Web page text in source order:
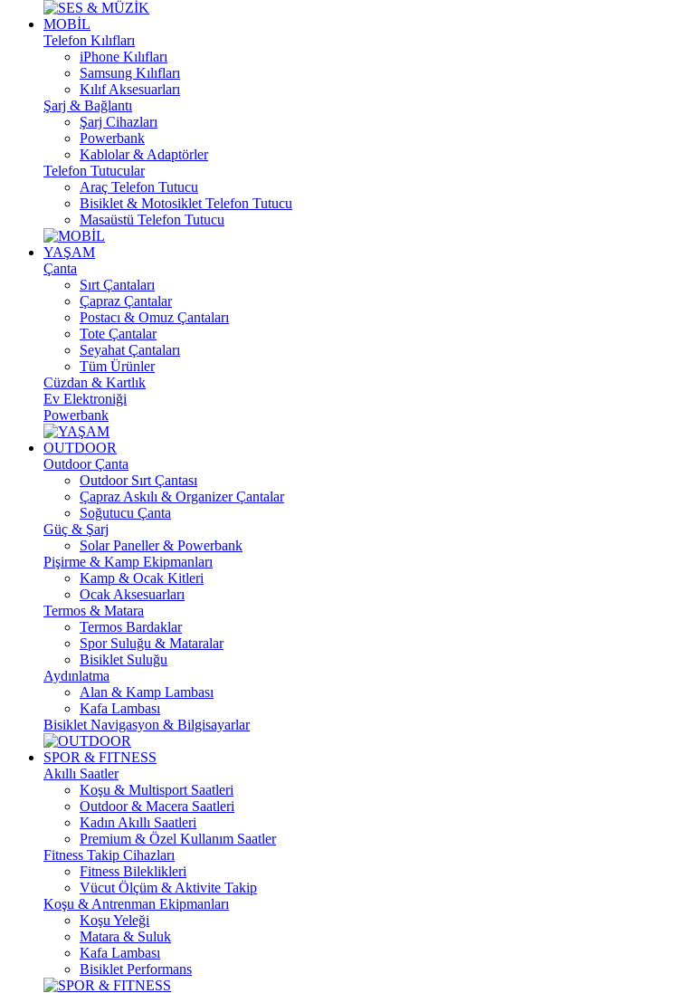
MOBİL
Telefon Kılıfları
iPhone Kılıfları
Samsung Kılıfları
Kılıf Aksesuarları
Şarj & Bağlantı
Şarj Cihazları
Powerbank
Kablolar & Adaptörler
Telefon Tutucular
Araç Telefon Tutucu
Bisiklet & Motosiklet Telefon Tutucu
Masaüstü Telefon Tutucu
YAŞAM
Çanta
Sırt Çantaları
Çapraz Çantalar
Postacı & Omuz Çantaları
Tote Çantalar
Seyahat Çantaları
Tüm Ürünler
Cüzdan & Kartlık
Ev Elektroniği
Powerbank
OUTDOOR
Outdoor Çanta
Outdoor Sırt Çantası
Çapraz Askılı & Organizer Çantalar
Soğutucu Çanta
Güç & Şarj
Solar Paneller & Powerbank
Pişirme & Kamp Ekipmanları
Kamp & Ocak Kitleri
Ocak Aksesuarları
Termos & Matara
Termos Bardaklar
Spor Suluğu & Mataralar
Bisiklet Suluğu
Aydınlatma
Alan & Kamp Lambası
Kafa Lambası
Bisiklet Navigasyon & Bilgisayarlar
SPOR & FITNESS
Akıllı Saatler
Koşu & Multisport Saatleri
Outdoor & Macera Saatleri
Kadın Akıllı Saatleri
Premium & Özel Kullanım Saatler
Fitness Takip Cihazları
Fitness Bileklikleri
Vücut Ölçüm & Aktivite Takip
Koşu & Antrenman Ekipmanları
Koşu Yeleği
Matara & Suluk
Kafa Lambası
Bisiklet Performans